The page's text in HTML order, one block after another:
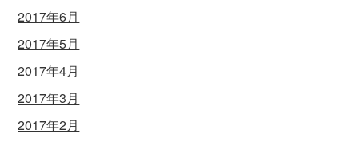
2017年6月
2017年5月
2017年4月
2017年3月
2017年2月